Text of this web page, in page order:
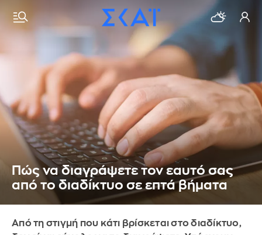
Πώς να διαγράψετε τον εαυτό σας
από το διαδίκτυο σε επτά βήματα
Από τη στιγμή που κάτι βρίσκεται στο διαδίκτυο,